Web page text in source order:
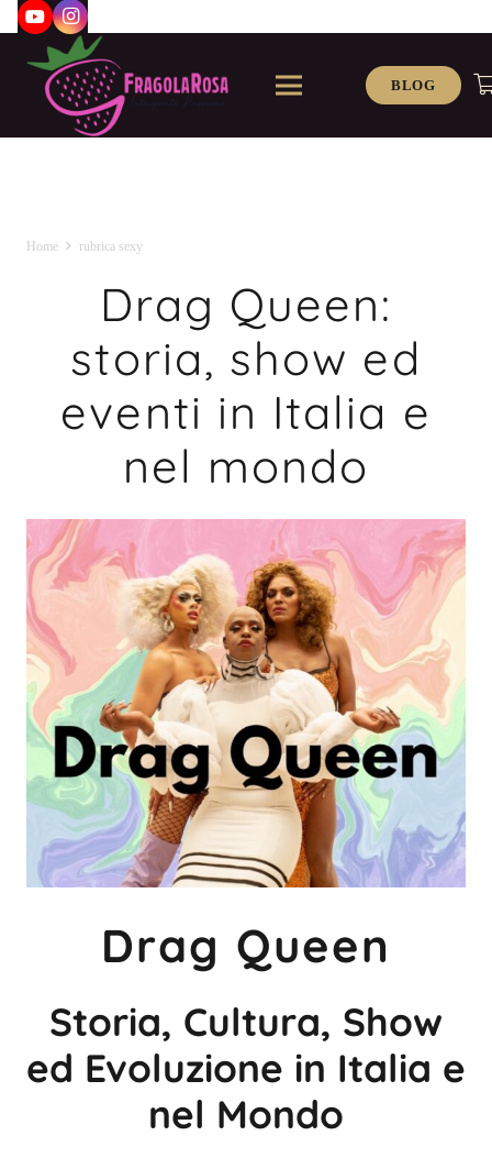
BLOG
Home rubrica sexy
Drag Queen:
storia, show ed
eventi in Italia e
nel mondo
Drag Queen
Storia, Cultura, Show
ed Evoluzione in Italia e
nel Mondo